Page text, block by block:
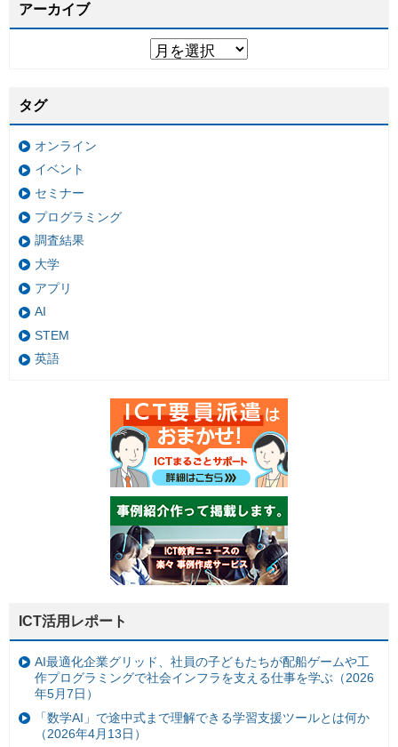
アーカイブ
タグ
オンライン
イベント
セミナー
プログラミング
調査結果
大学
アプリ
AI
STEM
英語
ICT活用レポート
AI最適化企業グリッド、社員の子どもたちが配船ゲームや工
作プログラミングで社会インフラを支える仕事を学ぶ（2026
年5月7日）
「数学AI」で途中式まで理解できる学習支援ツールとは何か
（2026年4月13日）